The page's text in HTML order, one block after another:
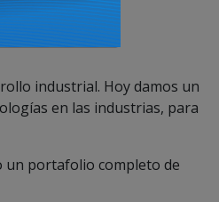
industrial. Hoy damos un
en las industrias, para
un portafolio completo de